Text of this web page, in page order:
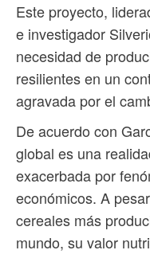
Este proyecto,
e investigador
necesidad de
resilientes en un
agravada por el
De acuerdo con
global es una
exacerbada por
económicos. A
cereales más
mundo, su valor